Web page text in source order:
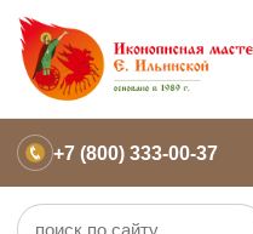
+7 (800) 333-00-37